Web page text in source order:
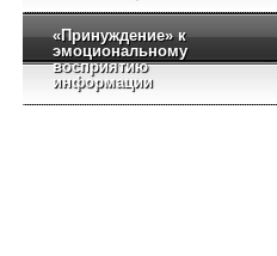
«Принуждение» к
эмоциональному
восприятию
информации